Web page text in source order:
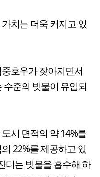
치는 더욱 커지고 있
호우가 잦아지면서
준의 빗물이 유입되
시 면적의 약 14%를
22%를 제공하고 있
디는 빗물을 흡수해 하